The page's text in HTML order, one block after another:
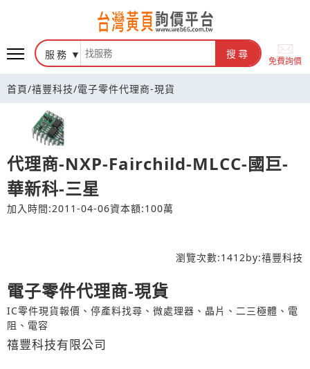
台灣黃頁詢價平台
服務 搜尋
免費詢價
首頁/禧豐科技/電子零件代理商-現貨
代理商-NXP-Fairchild-MLCC-國巨-
華新科-三星
加入時間:2011-04-06資本額:100萬
瀏覽次數:1412by:禧豐科技
電子零件代理商-現貨
IC零件現貨報價、停產料找尋、微處理器、晶片、二三極體、電
阻、電容
禧豐科技有限公司